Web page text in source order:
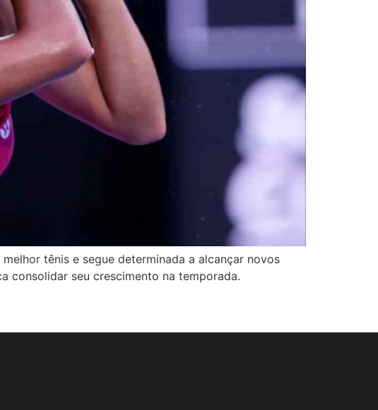
tênis e segue determinada a alcançar novos
consolidar seu crescimento na temporada.